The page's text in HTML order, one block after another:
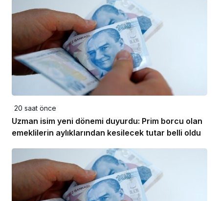
20 saat önce
Uzman isim yeni dönemi duyurdu: Prim borcu olan
emeklilerin aylıklarından kesilecek tutar belli oldu